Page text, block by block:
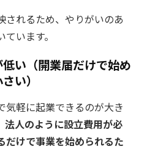
されるため、やりがいのあ
います。
い（開業届だけで始め
い）
気軽に起業できるのが大き
法人のように設立費用が必
だけで事業を始められるた